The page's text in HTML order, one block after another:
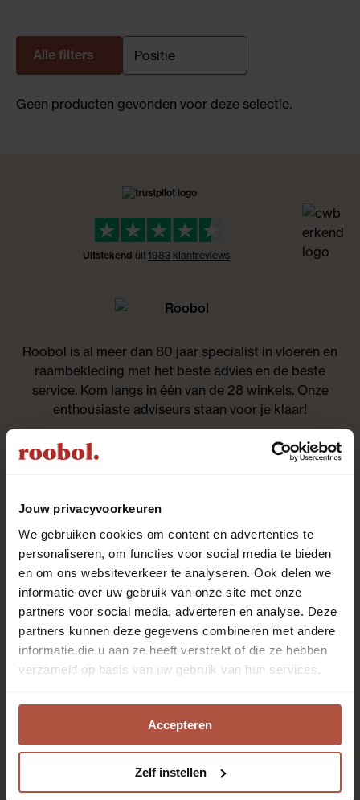
Jouw privacyvoorkeuren
We gebruiken cookies om content en advertenties te
personaliseren, om functies voor social media te bieden
en om ons websiteverkeer te analyseren. Ook delen we
informatie over uw gebruik van onze site met onze
partners voor social media, adverteren en analyse. Deze
partners kunnen deze gegevens combineren met andere
informatie die u aan ze heeft verstrekt of die ze hebben
verzameld op basis van uw gebruik van hun services.
Accepteren
Zelf instellen
Alle filters
Geen producten gevonden voor deze selectie.
Roobol is al meer dan 80 jaar specialist in vloeren en
raambekleding met het beste advies en de beste
service. Kom langs in één van de 28 winkels. Onze
enthousiaste adviseurs staan voor je klaar!
Altijd als eerste op de
hoogte zijn?
Aanmelden nieuwsbrief
Whatsapp met een adviseur
binnen 30 min. antwoord op werkdagen (09.00-16.30
Chat met een adviseur
maandag t/m vrijdag van 08.00 - 16.45 uur
Uitstekend uit 1983 klantreviews